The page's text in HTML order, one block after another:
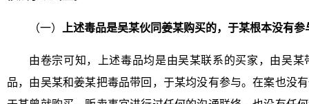
（一） 上述毒品是吴某伙同姜某购买的，于某根本没有参
由卷宗可知，上述毒品均是由吴某联系的买家，由吴
品，由吴某和姜某把毒品带回，于某均没有参与。在案也没